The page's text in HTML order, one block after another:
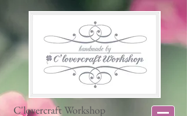
C'lovercraft Workshop